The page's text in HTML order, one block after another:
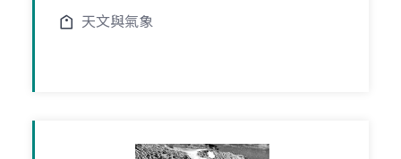
天文與氣象